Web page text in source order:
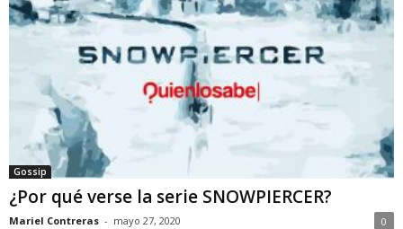
Gossip
¿Por qué verse la serie SNOWPIERCER?
Mariel Contreras - mayo 27, 2020 0